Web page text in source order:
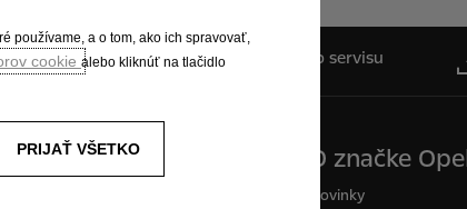
Cenová ponuka Objednať do servisu
Opel O značke
Novinky
používame, a o tom, ako ich spravovať,
cookie alebo kliknúť na tlačidlo
PRIJAŤ VŠETKO